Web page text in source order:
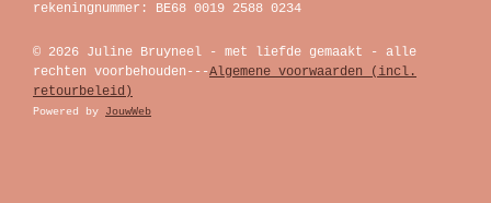
rekeningnummer: BE68 0019 2588 0234
© 2026 Juline Bruyneel - met liefde gemaakt - alle
rechten voorbehouden---Algemene voorwaarden (incl.
retourbeleid)
Powered by JouwWeb